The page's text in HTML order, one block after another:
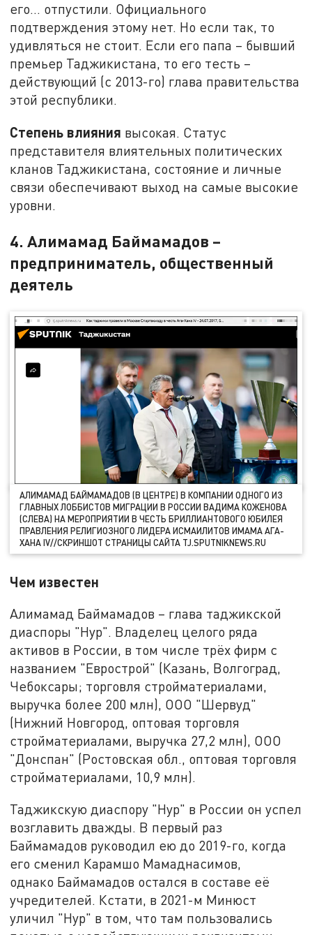
его... отпустили. Официального
подтверждения этому нет. Но если так, то
удивляться не стоит. Если его папа – бывший
премьер Таджикистана, то его тесть –
действующий (с 2013-го) глава правительства
этой республики.
Степень влияния высокая. Статус
представителя влиятельных политических
кланов Таджикистана, состояние и личные
связи обеспечивают выход на самые высокие
уровни.
4. Алимамад Баймамадов –
предприниматель, общественный
деятель
АЛИМАМАД БАЙМАМАДОВ (В ЦЕНТРЕ) В КОМПАНИИ ОДНОГО ИЗ
ГЛАВНЫХ ЛОББИСТОВ МИГРАЦИИ В РОССИИ ВАДИМА КОЖЕНОВА
(СЛЕВА) НА МЕРОПРИЯТИИ В ЧЕСТЬ БРИЛЛИАНТОВОГО ЮБИЛЕЯ
ПРАВЛЕНИЯ РЕЛИГИОЗНОГО ЛИДЕРА ИСМАИЛИТОВ ИМАМА АГА-
ХАНА IV//СКРИНШОТ СТРАНИЦЫ САЙТА TJ.SPUTNIKNEWS.RU
Чем известен
Алимамад Баймамадов – глава таджикской
диаспоры "Нур". Владелец целого ряда
активов в России, в том числе трёх фирм с
названием "Еврострой" (Казань, Волгоград,
Чебоксары; торговля стройматериалами,
выручка более 200 млн), ООО "Шервуд"
(Нижний Новгород, оптовая торговля
стройматериалами, выручка 27,2 млн), ООО
"Донспан" (Ростовская обл., оптовая торговля
стройматериалами, 10,9 млн).
Таджикскую диаспору "Нур" в России он успел
возглавить дважды. В первый раз
Баймамадов руководил ею до 2019-го, когда
его сменил Карамшо Мамаднасимов,
однако Баймамадов остался в составе её
учредителей. Кстати, в 2021-м Минюст
уличил "Нур" в том, что там пользовались